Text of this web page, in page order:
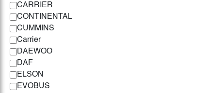
CARRIER
CONTINENTAL
CUMMINS
Carrier
DAEWOO
DAF
ELSON
EVOBUS